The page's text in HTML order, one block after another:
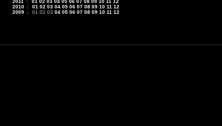
2011
: 01 02 03 04 05 06 07 08 09 10 11 12
2010 : 01 02 03 04 05 06 07 08 09 10 11 12
2009 : 01 02 03 04 05 06 07 08 09 10 11 12